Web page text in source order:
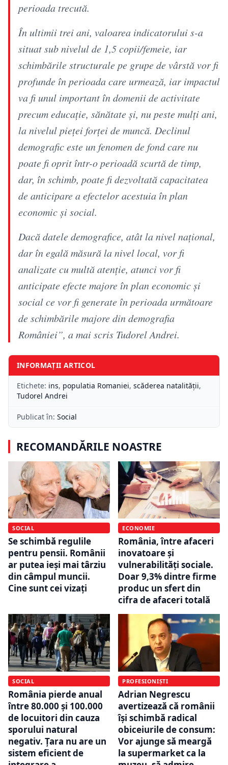
perioada trecută.
În ultimii trei ani, valoarea indicatorului s-a
situat sub nivelul de 1,5 copii/femeie, iar
schimbările structurale pe grupe de vârstă vor fi
profunde în perioada care urmează, iar impactul
va fi unul important în domenii de activitate
precum educaţie, sănătate şi, nu peste mulţi ani,
la nivelul pieţei forţei de muncă. Declinul
demografic este un fenomen de fond care nu
poate fi oprit într-o perioadă scurtă de timp,
dar, în schimb, poate fi dezvoltată capacitatea
de anticipare a efectelor acestuia în plan
economic şi social.
Dacă datele demografice, atât la nivel naţional,
dar în egală măsură la nivel local, vor fi
analizate cu multă atenţie, atunci vor fi
anticipate efecte majore în plan economic şi
social ce vor fi generate în perioada următoare
de schimbările majore din demografia
României”, a mai scris Tudorel Andrei.
INFORMAȚII ARTICOL
Etichete: ins, populatia Romaniei, scăderea natalității,
Tudorel Andrei
Publicat în: Social
RECOMANDĂRILE NOASTRE
SOCIAL
Se schimbă regulile
pentru pensii. Românii
ar putea ieși mai târziu
din câmpul muncii.
Cine sunt cei vizați
ECONOMIE
România, între afaceri
inovatoare și
vulnerabilități sociale.
Doar 9,3% dintre firme
produc un sfert din
cifra de afaceri totală
SOCIAL
România pierde anual
între 80.000 și 100.000
de locuitori din cauza
sporului natural
negativ. Țara nu are un
sistem eficient de
PROFESIONIȘTI
Adrian Negrescu
avertizează că românii
își schimbă radical
obiceiurile de consum:
Vor ajunge să meargă
la supermarket ca la